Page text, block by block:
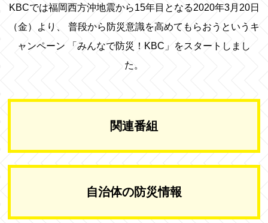
KBCでは福岡西方沖地震から15年目となる2020年3月20日
（金）より、
普段から防災意識を高めてもらおうというキ
ャンペーン 「みんなで防災！KBC」をスタートしまし
た。
関連番組
自治体の防災情報